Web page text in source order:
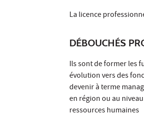
La licence
DÉBOUCHÉS
Ils sont de former les
évolution vers des
devenir à terme
en région ou au
ressources humaines